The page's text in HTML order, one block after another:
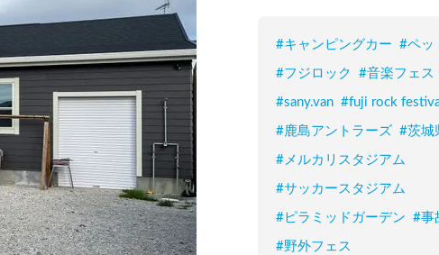
#キャンピングカー #ペッ
#フジロック #音楽フェス
#sany.van #fuji rock
#鹿島アントラーズ #茨城
#メルカリスタジアム
#サッカースタジアム
#ピラミッドガーデン #事
#野外フェス